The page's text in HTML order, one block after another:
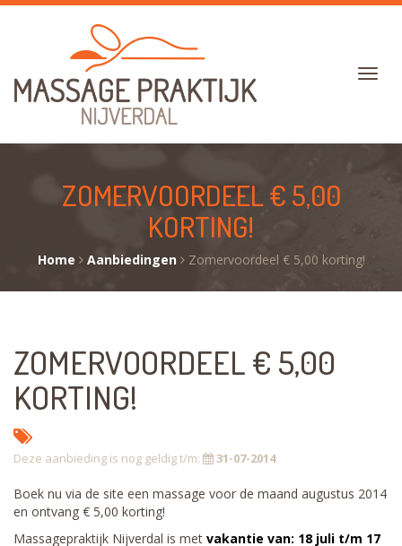
ZOMERVOORDEEL € 5,00
KORTING!
Home Aanbiedingen Zomervoordeel € 5,00 korting!
ZOMERVOORDEEL € 5,00
KORTING!
Deze aanbieding is nog geldig t/m: 31-07-2014
Boek nu via de site een massage voor de maand augustus 2014
en ontvang € 5,00 korting!
Massagepraktijk Nijverdal is met vakantie van: 18 juli t/m 17